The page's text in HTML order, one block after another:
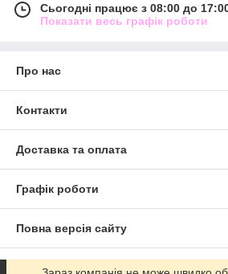
Сьогодні працює з 08:00 до
Показати весь графік роботи
Про нас
Контакти
Доставка та оплата
Графік роботи
Повна версія сайту
Сайт створено на маркетплейсі